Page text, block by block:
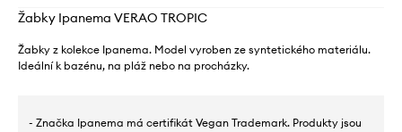
Žabky Ipanema VERAO TROPIC
Žabky z kolekce Ipanema. Model vyroben ze syntetického materiálu.
Ideální k bazénu, na pláž nebo na procházky.
- Značka Ipanema má certifikát Vegan Trademark. Produkty jsou